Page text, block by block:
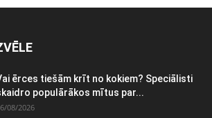
ērces tiešām krīt no kokiem? Speciālisti
populārākos mītus par...
08/2026